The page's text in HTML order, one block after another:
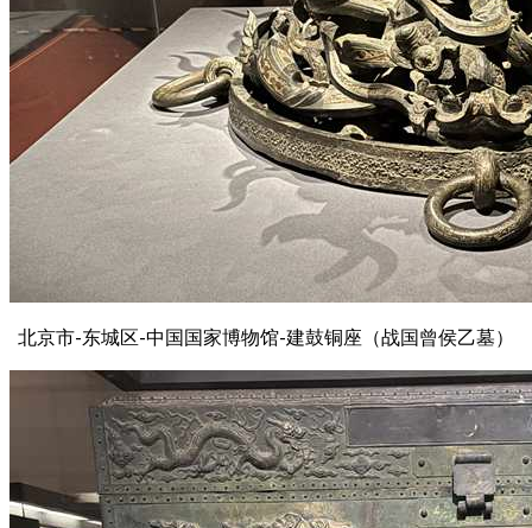
北京市-东城区-中国国家博物馆-建鼓铜座（战国曾侯乙墓）